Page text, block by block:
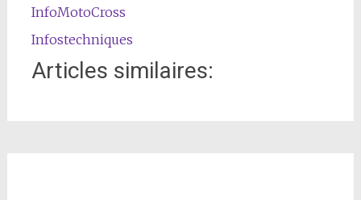
InfoMotoCross
Infostechniques
Articles similaires: